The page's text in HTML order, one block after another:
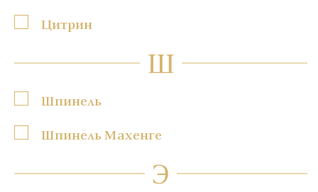
Цитрин
Ш
Шпинель
Шпинель Махенге
Э